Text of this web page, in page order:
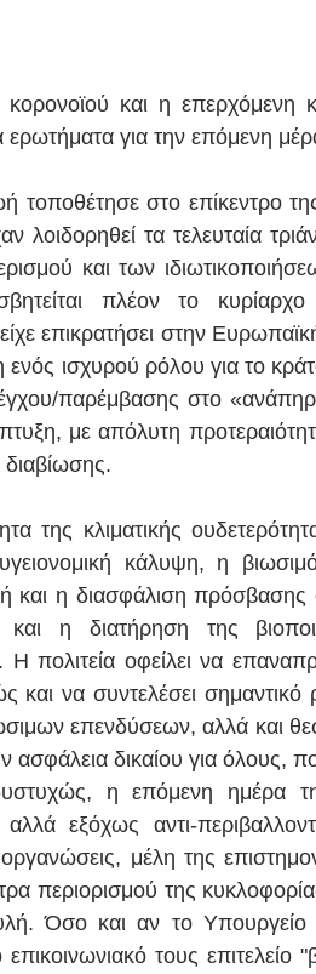
και η επερχόμενη
ερωτήματα για την επόμενη
τοποθέτησε στο επίκεντρο της
λοιδορηθεί τα τελευταία
και των
πλέον το
επικρατήσει στην
ενός ισχυρού ρόλου για το
παρέμβασης στο
με απόλυτη
της κλιματικής
κάλυψη, η
και η διασφάλιση
η διατήρηση της
πολιτεία οφείλει να
και να συντελέσει
επενδύσεων, αλλά και
ασφάλεια δικαίου για όλους,
η επόμενη ημέρα
αλλά εξόχως αντι-
μέλη της
περιορισμού της
Όσο και αν το Υπουργείο
τους